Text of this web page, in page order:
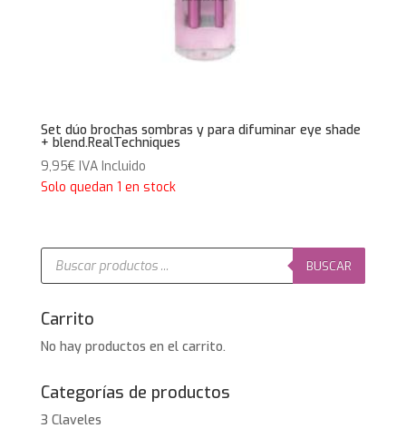
Set dúo brochas sombras y para difuminar eye shade
+ blend.RealTechniques
9,95€ IVA Incluido
Solo quedan 1 en stock
Búsqueda
productos
BUSCAR
Carrito
No hay productos en el carrito.
Categorías de productos
3 Claveles